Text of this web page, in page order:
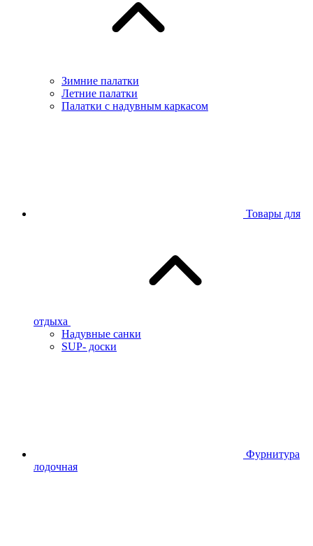
Зимние палатки
Летние палатки
Палатки с надувным каркасом
Товары для
отдыха
Надувные санки
SUP- доски
Фурнитура
лодочная